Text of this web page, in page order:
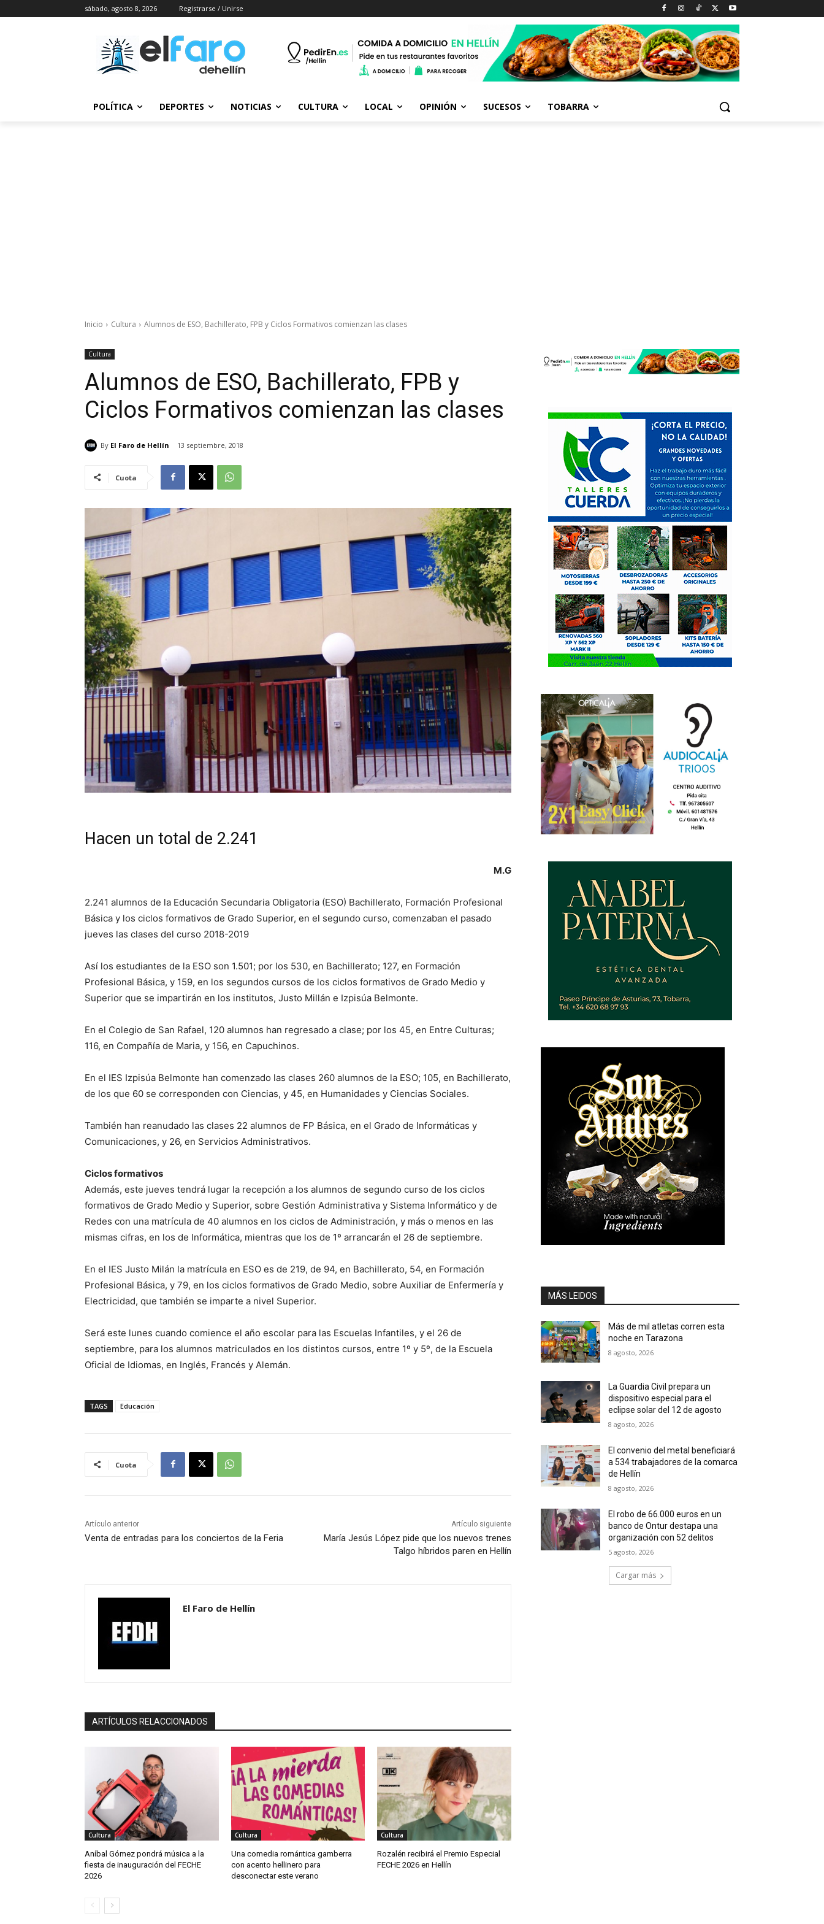
sábado, agosto 8, 2026 Registrarse / Unirse
POLÍTICA DEPORTES NOTICIAS CULTURA LOCAL OPINIÓN SUCESOS TOBARRA
Inicio Cultura Alumnos de ESO, Bachillerato, FPB y Ciclos Formativos comienzan las clases
Cultura
Alumnos de ESO, Bachillerato, FPB y
Ciclos Formativos comienzan las clases
By El Faro de Hellín 13 septiembre, 2018
Cuota
Hacen un total de 2.241
M.G
2.241 alumnos de la Educación Secundaria Obligatoria (ESO) Bachillerato, Formación Profesional
Básica y los ciclos formativos de Grado Superior, en el segundo curso, comenzaban el pasado
jueves las clases del curso 2018-2019
Así los estudiantes de la ESO son 1.501; por los 530, en Bachillerato; 127, en Formación
Profesional Básica, y 159, en los segundos cursos de los ciclos formativos de Grado Medio y
Superior que se impartirán en los institutos, Justo Millán e Izpisúa Belmonte.
En el Colegio de San Rafael, 120 alumnos han regresado a clase; por los 45, en Entre Culturas;
116, en Compañía de Maria, y 156, en Capuchinos.
En el IES Izpisúa Belmonte han comenzado las clases 260 alumnos de la ESO; 105, en Bachillerato,
de los que 60 se corresponden con Ciencias, y 45, en Humanidades y Ciencias Sociales.
También han reanudado las clases 22 alumnos de FP Básica, en el Grado de Informáticas y
Comunicaciones, y 26, en Servicios Administrativos.
Ciclos formativos
Además, este jueves tendrá lugar la recepción a los alumnos de segundo curso de los ciclos
formativos de Grado Medio y Superior, sobre Gestión Administrativa y Sistema Informático y de
Redes con una matrícula de 40 alumnos en los ciclos de Administración, y más o menos en las
mismas cifras, en los de Informática, mientras que los de 1º arrancarán el 26 de septiembre.
En el IES Justo Milán la matrícula en ESO es de 219, de 94, en Bachillerato, 54, en Formación
Profesional Básica, y 79, en los ciclos formativos de Grado Medio, sobre Auxiliar de Enfermería y
Electricidad, que también se imparte a nivel Superior.
Será este lunes cuando comience el año escolar para las Escuelas Infantiles, y el 26 de
septiembre, para los alumnos matriculados en los distintos cursos, entre 1º y 5º, de la Escuela
Oficial de Idiomas, en Inglés, Francés y Alemán.
TAGS Educación
Cuota
Artículo anterior
Venta de entradas para los conciertos de la Feria
Artículo siguiente
María Jesús López pide que los nuevos trenes
Talgo híbridos paren en Hellín
El Faro de Hellín
ARTÍCULOS RELACCIONADOS
Cultura
Aníbal Gómez pondrá música a la
fiesta de inauguración del FECHE
2026
Cultura
Una comedia romántica gamberra
con acento hellinero para
desconectar este verano
Cultura
Rozalén recibirá el Premio Especial
FECHE 2026 en Hellín
MÁS LEIDOS
Más de mil atletas corren esta
noche en Tarazona
8 agosto, 2026
La Guardia Civil prepara un
dispositivo especial para el
eclipse solar del 12 de agosto
8 agosto, 2026
El convenio del metal beneficiará
a 534 trabajadores de la comarca
de Hellín
8 agosto, 2026
El robo de 66.000 euros en un
banco de Ontur destapa una
organización con 52 delitos
5 agosto, 2026
Cargar más